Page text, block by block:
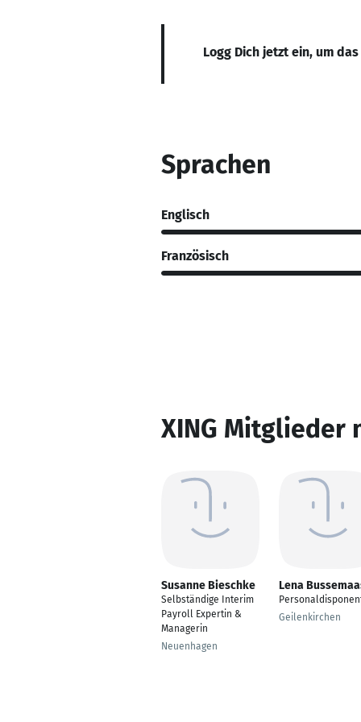
Logg Dich jetzt ein, um
Sprachen
Englisch
Französisch
XING Mitglieder
Susanne Bieschke
Selbständige Interim
Payroll Expertin &
Managerin
Neuenhagen
Lena
Geilenkirchen